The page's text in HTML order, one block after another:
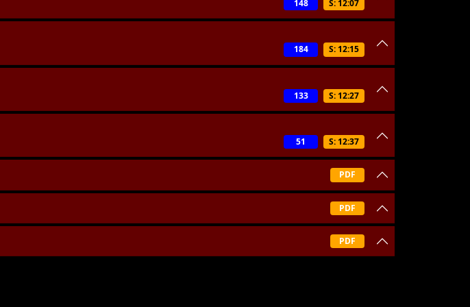
S: 12:07
148
S: 12:15
184
S: 12:27
133
S: 12:37
51
PDF
PDF
PDF